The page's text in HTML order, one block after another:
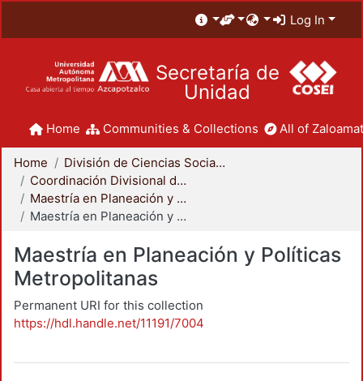
Log In
Secretaría de
Unidad
Home Communities & Collections All of
Home
División de Ciencias Sociales y Humanidades
Coordinación Divisional de Posgrado
Maestría en Planeación y Políticas Metropolitanas
Maestría en Planeación y Políticas Metropolitanas
Maestría en Planeación y Políticas
Metropolitanas
Permanent URI for this collection
https://hdl.handle.net/11191/7004